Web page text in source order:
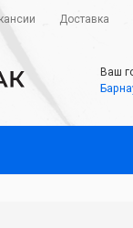
Доставка
Ваш